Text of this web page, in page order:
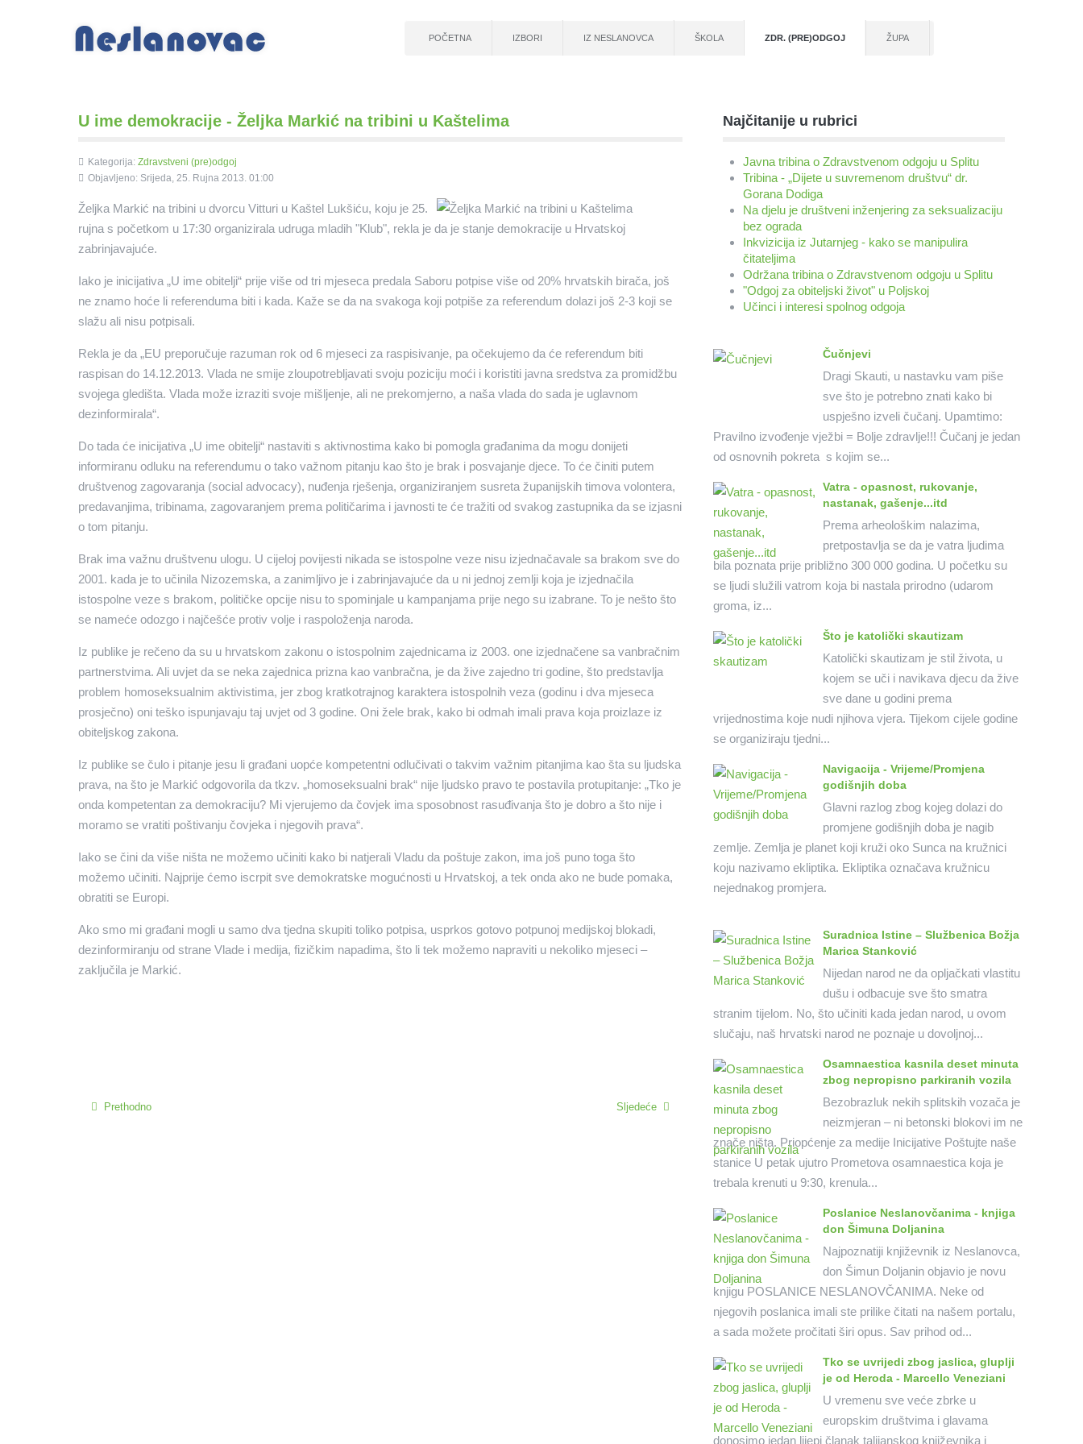
POČETNA IZBORI IZ NESLANOVCA ŠKOLA ZDR. (PRE)ODGOJ ŽUPA
U ime demokracije - Željka Markić na tribini u Kaštelima
Kategorija: Zdravstveni (pre)odgoj
Objavljeno: Srijeda, 25. Rujna 2013. 01:00
Željka Markić na tribini u dvorcu Vitturi u Kaštel Lukšiću, koju je 25.
rujna s početkom u 17:30 organizirala udruga mladih "Klub", rekla je da je stanje demokracije u Hrvatskoj
zabrinjavajuće.
Iako je inicijativa „U ime obitelji“ prije više od tri mjeseca predala Saboru potpise više od 20% hrvatskih birača, još
ne znamo hoće li referenduma biti i kada. Kaže se da na svakoga koji potpiše za referendum dolazi još 2-3 koji se
slažu ali nisu potpisali.
Rekla je da „EU preporučuje razuman rok od 6 mjeseci za raspisivanje, pa očekujemo da će referendum biti
raspisan do 14.12.2013. Vlada ne smije zloupotrebljavati svoju poziciju moći i koristiti javna sredstva za promidžbu
svojega gledišta. Vlada može izraziti svoje mišljenje, ali ne prekomjerno, a naša vlada do sada je uglavnom
dezinformirala“.
Do tada će inicijativa „U ime obitelji“ nastaviti s aktivnostima kako bi pomogla građanima da mogu donijeti
informiranu odluku na referendumu o tako važnom pitanju kao što je brak i posvajanje djece. To će činiti putem
društvenog zagovaranja (social advocacy), nuđenja rješenja, organiziranjem susreta županijskih timova volontera,
predavanjima, tribinama, zagovaranjem prema političarima i javnosti te će tražiti od svakog zastupnika da se izjasni
o tom pitanju.
Brak ima važnu društvenu ulogu. U cijeloj povijesti nikada se istospolne veze nisu izjednačavale sa brakom sve do
2001. kada je to učinila Nizozemska, a zanimljivo je i zabrinjavajuće da u ni jednoj zemlji koja je izjednačila
istospolne veze s brakom, političke opcije nisu to spominjale u kampanjama prije nego su izabrane. To je nešto što
se nameće odozgo i najčešće protiv volje i raspoloženja naroda.
Iz publike je rečeno da su u hrvatskom zakonu o istospolnim zajednicama iz 2003. one izjednačene sa vanbračnim
partnerstvima. Ali uvjet da se neka zajednica prizna kao vanbračna, je da žive zajedno tri godine, što predstavlja
problem homoseksualnim aktivistima, jer zbog kratkotrajnog karaktera istospolnih veza (godinu i dva mjeseca
prosječno) oni teško ispunjavaju taj uvjet od 3 godine. Oni žele brak, kako bi odmah imali prava koja proizlaze iz
obiteljskog zakona.
Iz publike se čulo i pitanje jesu li građani uopće kompetentni odlučivati o takvim važnim pitanjima kao šta su ljudska
prava, na što je Markić odgovorila da tkzv. „homoseksualni brak“ nije ljudsko pravo te postavila protupitanje: „Tko je
onda kompetentan za demokraciju? Mi vjerujemo da čovjek ima sposobnost rasuđivanja što je dobro a što nije i
moramo se vratiti poštivanju čovjeka i njegovih prava“.
Iako se čini da više ništa ne možemo učiniti kako bi natjerali Vladu da poštuje zakon, ima još puno toga što
možemo učiniti. Najprije ćemo iscrpit sve demokratske mogućnosti u Hrvatskoj, a tek onda ako ne bude pomaka,
obratiti se Europi.
Ako smo mi građani mogli u samo dva tjedna skupiti toliko potpisa, usprkos gotovo potpunoj medijskoj blokadi,
dezinformiranju od strane Vlade i medija, fizičkim napadima, što li tek možemo napraviti u nekoliko mjeseci –
zaključila je Markić.
Prethodno Sljedeće
Najčitanije u rubrici
Javna tribina o Zdravstvenom odgoju u Splitu
Tribina - „Dijete u suvremenom društvu“ dr.
Gorana Dodiga
Na djelu je društveni inženjering za seksualizaciju
bez ograda
Inkvizicija iz Jutarnjeg - kako se manipulira
čitateljima
Održana tribina o Zdravstvenom odgoju u Splitu
"Odgoj za obiteljski život" u Poljskoj
Učinci i interesi spolnog odgoja
Čučnjevi
Dragi Skauti, u nastavku vam piše
sve što je potrebno znati kako bi
uspješno izveli čučanj. Upamtimo:
Pravilno izvođenje vježbi = Bolje zdravlje!!! Čučanj je jedan
od osnovnih pokreta s kojim se...
Vatra - opasnost, rukovanje,
nastanak, gašenje...itd
Prema arheološkim nalazima,
pretpostavlja se da je vatra ljudima
bila poznata prije približno 300 000 godina. U početku su
se ljudi služili vatrom koja bi nastala prirodno (udarom
groma, iz...
Što je katolički skautizam
Katolički skautizam je stil života, u
kojem se uči i navikava djecu da žive
sve dane u godini prema
vrijednostima koje nudi njihova vjera. Tijekom cijele godine
se organiziraju tjedni...
Navigacija - Vrijeme/Promjena
godišnjih doba
Glavni razlog zbog kojeg dolazi do
promjene godišnjih doba je nagib
zemlje. Zemlja je planet koji kruži oko Sunca na kružnici
koju nazivamo ekliptika. Ekliptika označava kružnicu
nejednakog promjera.
Suradnica Istine – Službenica Božja
Marica Stanković
Nijedan narod ne da opljačkati vlastitu
dušu i odbacuje sve što smatra
stranim tijelom. No, što učiniti kada jedan narod, u ovom
slučaju, naš hrvatski narod ne poznaje u dovoljnoj...
Osamnaestica kasnila deset minuta
zbog nepropisno parkiranih vozila
Bezobrazluk nekih splitskih vozača je
neizmjeran – ni betonski blokovi im ne
znače ništa. Priopćenje za medije Inicijative Poštujte naše
stanice U petak ujutro Prometova osamnaestica koja je
trebala krenuti u 9:30, krenula...
Poslanice Neslanovčanima - knjiga
don Šimuna Doljanina
Najpoznatiji književnik iz Neslanovca,
don Šimun Doljanin objavio je novu
knjigu POSLANICE NESLANOVČANIMA. Neke od
njegovih poslanica imali ste prilike čitati na našem portalu,
a sada možete pročitati širi opus. Sav prihod od...
Tko se uvrijedi zbog jaslica, gluplji
je od Heroda - Marcello Veneziani
U vremenu sve veće zbrke u
europskim društvima i glavama
donosimo jedan lijepi članak talijanskog književnika i